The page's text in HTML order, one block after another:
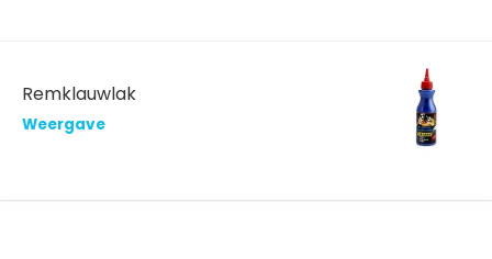
Remklauwlak
Weergave